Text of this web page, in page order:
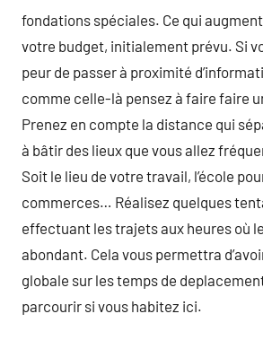
fondations spéciales. Ce qui
votre budget, initialement prévu. Si
peur de passer à proximité
comme celle-là pensez à faire faire
Prenez en compte la distance qui
à bâtir des lieux que vous allez
Soit le lieu de votre travail, l’école
commerces… Réalisez quelques
effectuant les trajets aux heures où
abondant. Cela vous permettra
globale sur les temps de
parcourir si vous habitez ici.